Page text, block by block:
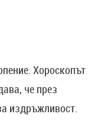
Хороскопът
че през
издръжливост.